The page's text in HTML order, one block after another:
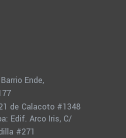
Ende,
de Calacoto #1348
Edif. Arco Iris, C/
#271